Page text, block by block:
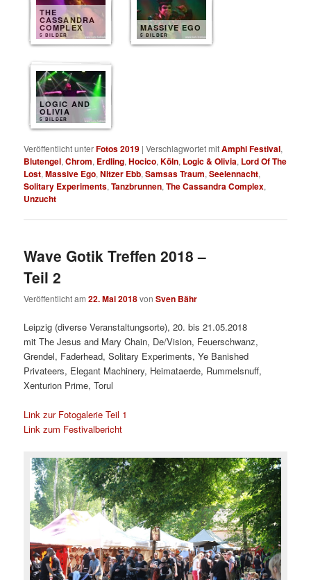
THE
CASSANDRA
COMPLEX
5 BILDER
MASSIVE EGO
5 BILDER
LOGIC AND
OLIVIA
5 BILDER
Veröffentlicht unterFotos 2019 |Verschlagwortet mitAmphi Festival,
Blutengel,Chrom, Erdling,Hocico,Köln, Logic & Olivia, Lord Of The
Lost,Massive Ego,Nitzer Ebb,Samsas Traum,Seelennacht,
Solitary Experiments,Tanzbrunnen,The Cassandra Complex,
Unzucht
Wave Gotik Treffen 2018 –
Teil 2
Veröffentlicht am22. Mai 2018vonSven Bähr
Leipzig (diverse Veranstaltungsorte), 20. bis 21.05.2018
mit The Jesus and Mary Chain, De/Vision, Feuerschwanz,
Grendel, Faderhead, Solitary Experiments, Ye Banished
Privateers, Elegant Machinery, Heimataerde, Rummelsnuff,
Xenturion Prime, Torul
Link zur Fotogalerie Teil 1
Link zum Festivalbericht